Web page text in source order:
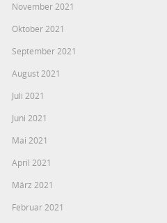
November 2021
Oktober 2021
September 2021
August 2021
Juli 2021
Juni 2021
Mai 2021
April 2021
März 2021
Februar 2021